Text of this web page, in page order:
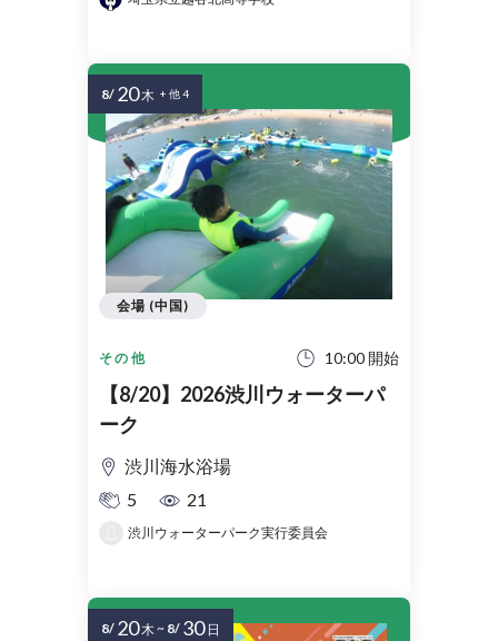
その他 10:00 開始
【8/20】2026渋川ウォーターパ
ーク
渋川海水浴場
5
21
渋川ウォーターパーク実行委員会
会場 (中国)
8/ 20木 + 他 4
8/ 20木~ 8/ 30 日